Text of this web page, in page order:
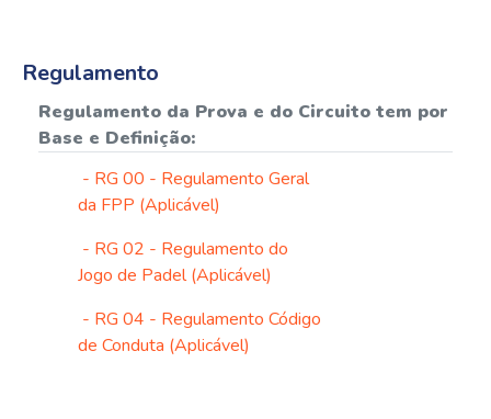
Regulamento
Regulamento da Prova e do Circuito tem por
Base e Definição:
- RG 00 - Regulamento Geral
da FPP (Aplicável)
- RG 02 - Regulamento do
Jogo de Padel (Aplicável)
- RG 04 - Regulamento Código
de Conduta (Aplicável)